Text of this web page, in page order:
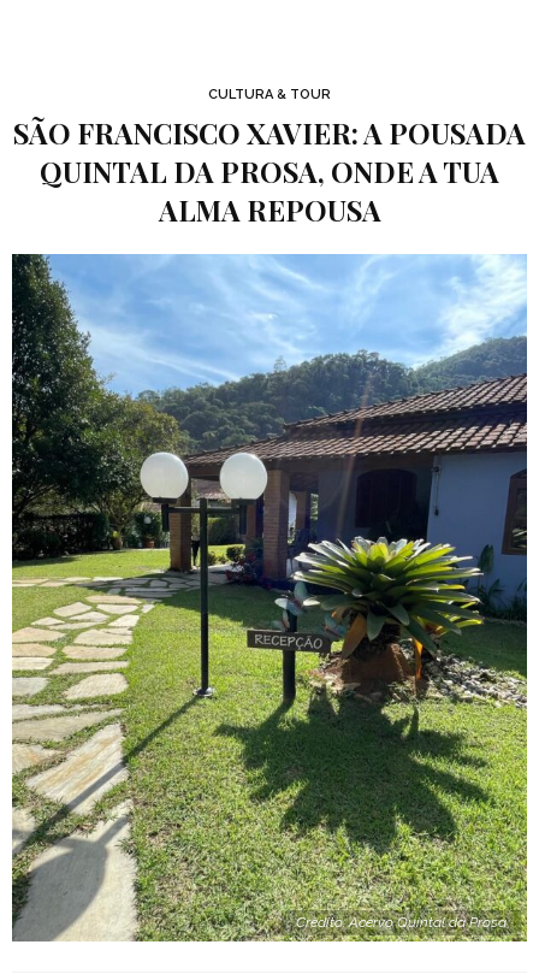
CULTURA & TOUR
SÃO FRANCISCO XAVIER: A POUSADA
QUINTAL DA PROSA, ONDE A TUA
ALMA REPOUSA
Crédito: Acervo Quintal da Prosa